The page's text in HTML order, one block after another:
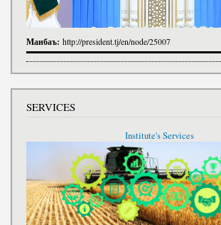
Манбаъ: http://president.tj/en/node/25007
SERVICES
Institute's Services